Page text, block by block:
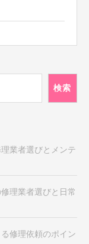
検索
業者選びとメンテ
理業者選びと日常
修理依頼のポイン